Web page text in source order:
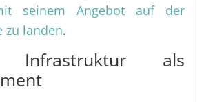
seinem Angebot auf der
zu landen.
Infrastruktur als